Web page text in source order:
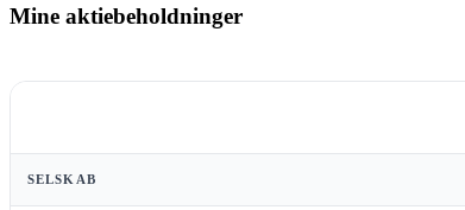
Mine aktiebeholdninger
SELSKAB